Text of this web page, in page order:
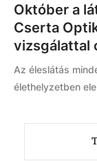
Október a
Cserta
vizsgálattal
Az éleslátás
élethelyzetben